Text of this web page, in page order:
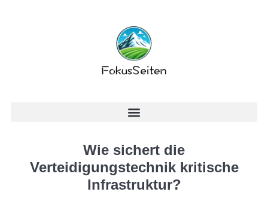
Wie sichert die
Verteidigungstechnik kritische
Infrastruktur?